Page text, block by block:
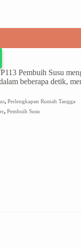
Pembuih Susu
beberapa detik,
, Perlengkapan Rumah Tangga
, Pembuih Susu